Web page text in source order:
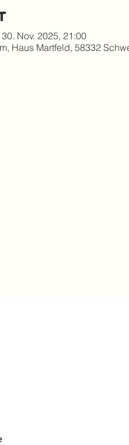
Nov. 2025, 21:00
Haus Martfeld, 58332